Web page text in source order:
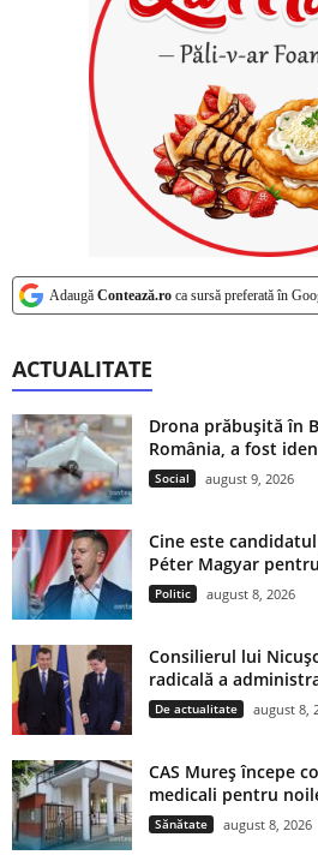
Adaugă Contează.ro ca sursă preferată în
ACTUALITATE
Drona prăbușită în
România, a fost
Social august 9, 2026
Cine este
Péter Magyar
Politic august 8, 2026
Consilierul lui
radicală a
De actualitate august 8,
CAS Mureș începe
medicali pentru
Sănătate august 8, 2026